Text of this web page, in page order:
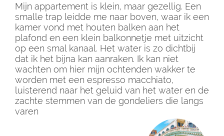
Mijn appartement is klein, maar gezellig. Een
smalle trap leidde me naar boven, waar ik een
kamer vond met houten balken aan het
plafond en een klein balkonnetje met uitzicht
op een smal kanaal. Het water is zo dichtbij
dat ik het bijna kan aanraken. Ik kan niet
wachten om hier mijn ochtenden wakker te
worden met een espresso macchiato,
luisterend naar het geluid van het water en de
zachte stemmen van de gondeliers die langs
varen